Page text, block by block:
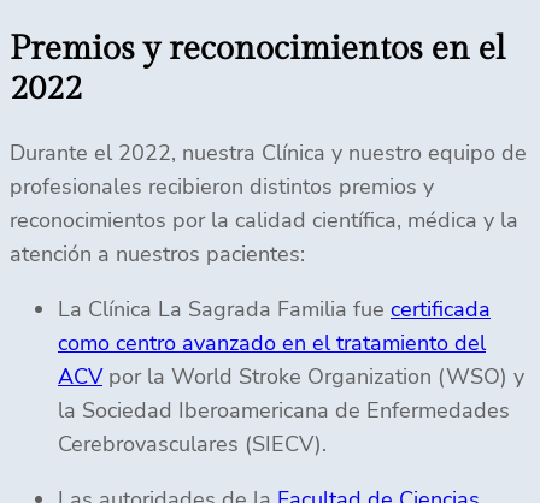
Premios y reconocimientos en el
2022
Durante el 2022, nuestra Clínica y nuestro equipo de
profesionales recibieron distintos premios y
reconocimientos por la calidad científica, médica y la
atención a nuestros pacientes:
La Clínica La Sagrada Familia fue certificada
como centro avanzado en el tratamiento del
ACVpor la World Stroke Organization (WSO) y
la Sociedad Iberoamericana de Enfermedades
Cerebrovasculares (SIECV).